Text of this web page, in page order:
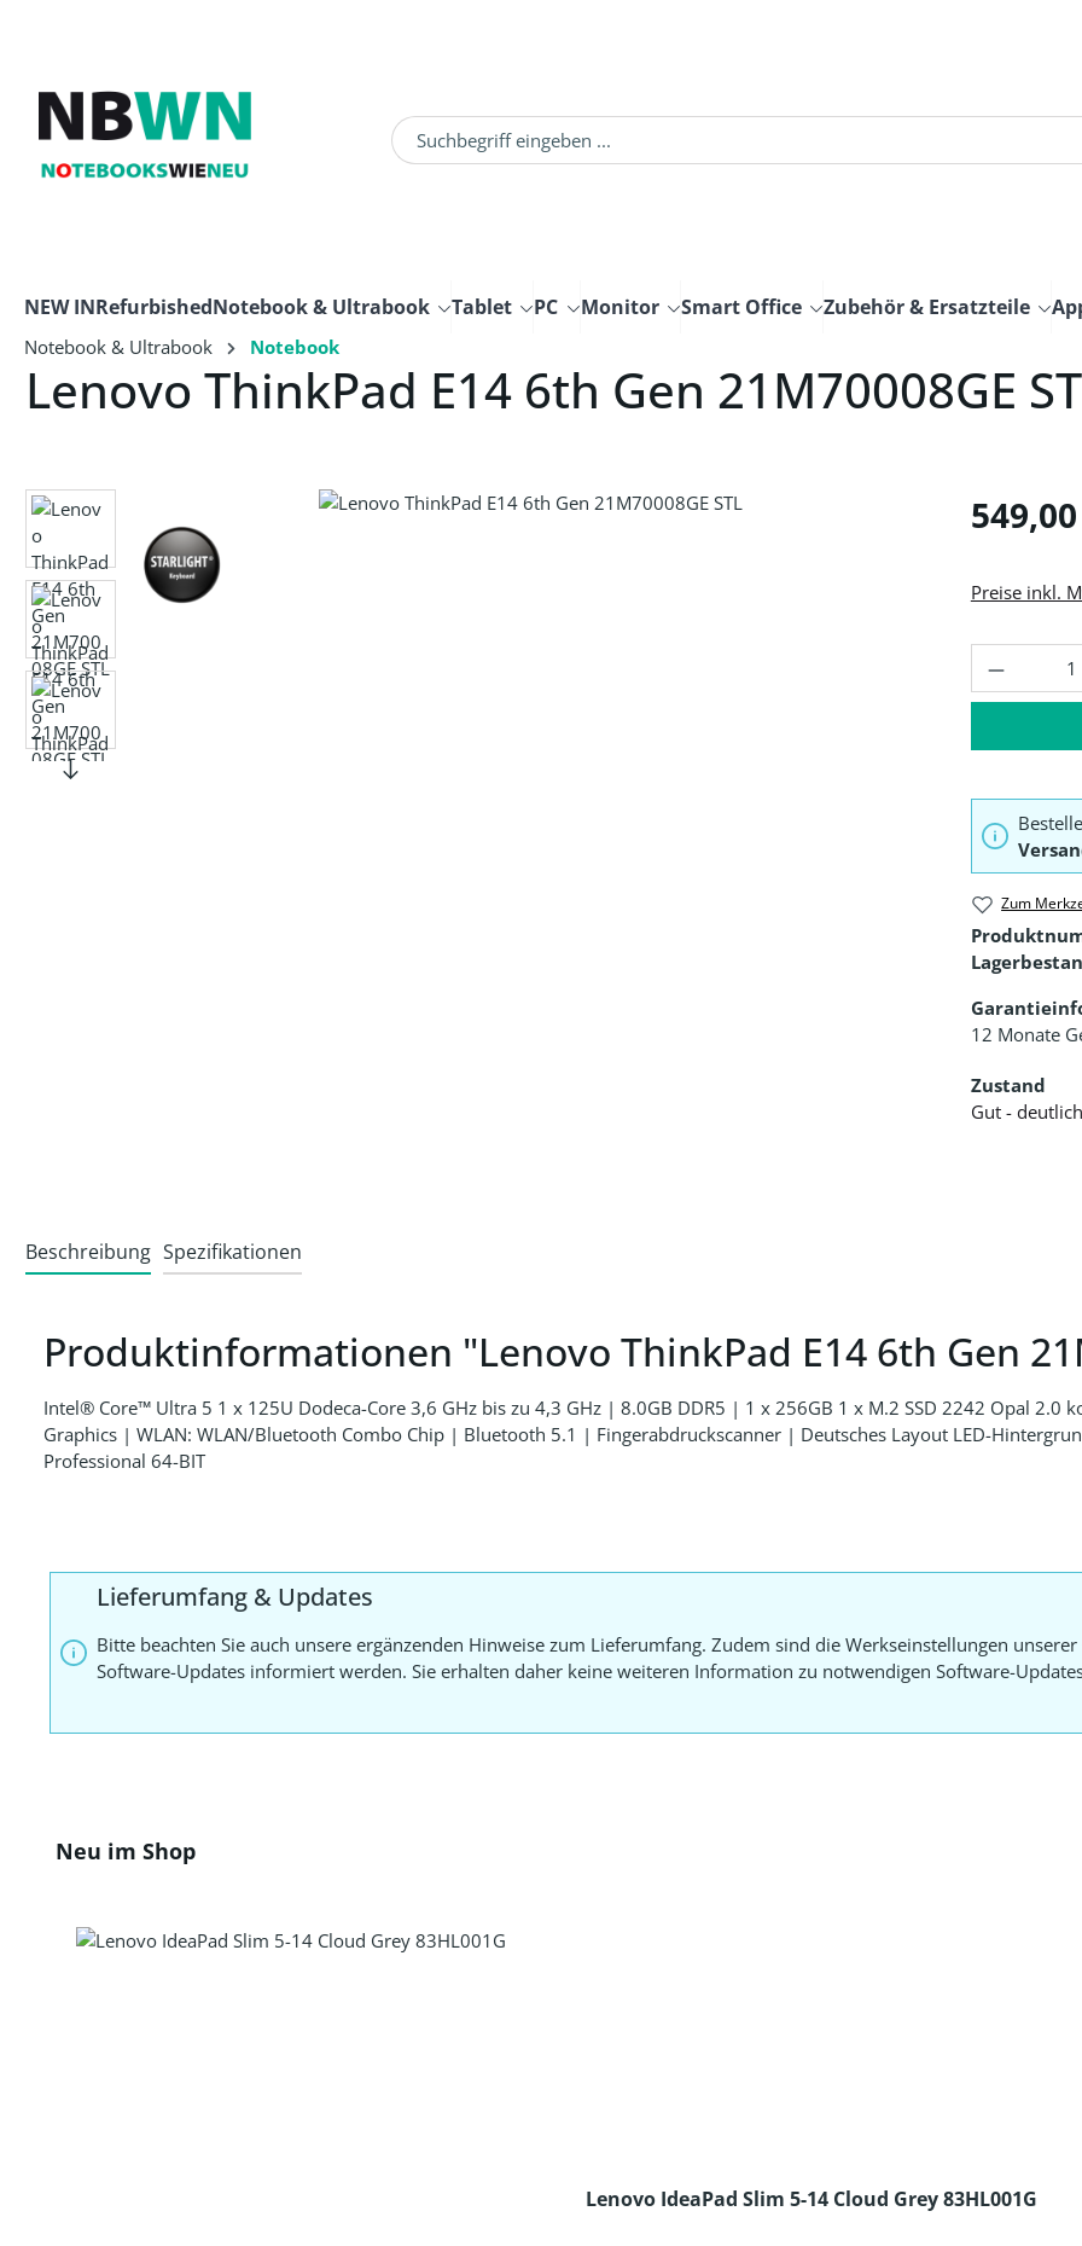
NEW INRefurbishedNotebook & Ultrabook Tablet PC Monitor Smart Office Zubehör & Ersatzteile
Notebook & Ultrabook Notebook
Lenovo ThinkPad E14 6th Gen 21M70008GE
Bildergalerie überspringen Regulärer
Preise inkl.
Zum
12 Monate
Zustand
Gut -
Beschreibung Spezifikationen
Produktinformationen "Lenovo ThinkPad E14 6th Gen
Intel® Core™ Ultra 5 1 x 125U Dodeca-Core 3,6 GHz bis zu 4,3 GHz | 8.0GB DDR5 | 1 x 256GB 1 x M.2 SSD 2242 Opal
Graphics | WLAN: WLAN/Bluetooth Combo Chip | Bluetooth 5.1 | Fingerabdruckscanner | Deutsches Layout LED-
Professional 64-BIT
Lieferumfang & Updates
Bitte beachten Sie auch unsere ergänzenden Hinweise zum Lieferumfang. Zudem sind die Werkseinstellungen
Software-Updates informiert werden. Sie erhalten daher keine weiteren Information zu notwendigen Software-
Produktgalerie überspringen
Neu im Shop
Lenovo IdeaPad Slim 5-14 Cloud Grey 83HL001G